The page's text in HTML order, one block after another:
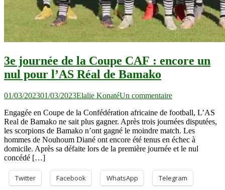
3e journée de la Coupe CAF : encore un
nul pour l’AS Réal de Bamako
01/03/202301/03/2023Elalie KonatéUn commentairesur
journée
de
la
Coupe
CAF :
nul
pour
Engagée en Coupe de la Confédération africaine de football, L’AS
Real de Bamako ne sait plus gagner. Après trois journées disputées,
les scorpions de Bamako n’ont gagné le moindre match. Les
hommes de Nouhoum Diané ont encore été tenus en échec à
domicile. Après sa défaite lors de la première journée et le nul
concédé […]
Twitter Facebook WhatsApp Telegram